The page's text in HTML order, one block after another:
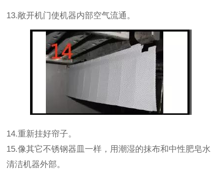
13.敞开机门使机器内部空气流通。
14.重新挂好帘子。
15.像其它不锈钢器皿一样，用潮湿的抹布和中性肥皂水
清洁机器外部。